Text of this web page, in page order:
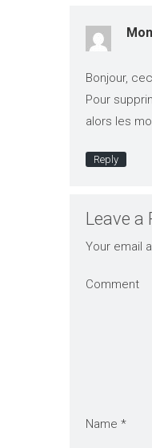
Bonjour,
Pour
alors les
Reply
Leave a
Your email
Comment
Name *